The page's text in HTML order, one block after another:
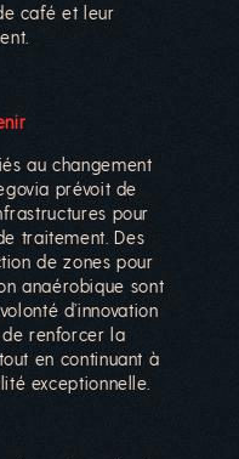
café et leur
au changement
prévoit de
pour
traitement. Des
de zones pour
anaérobique sont
d’innovation
de renforcer la
en continuant à
exceptionnelle.